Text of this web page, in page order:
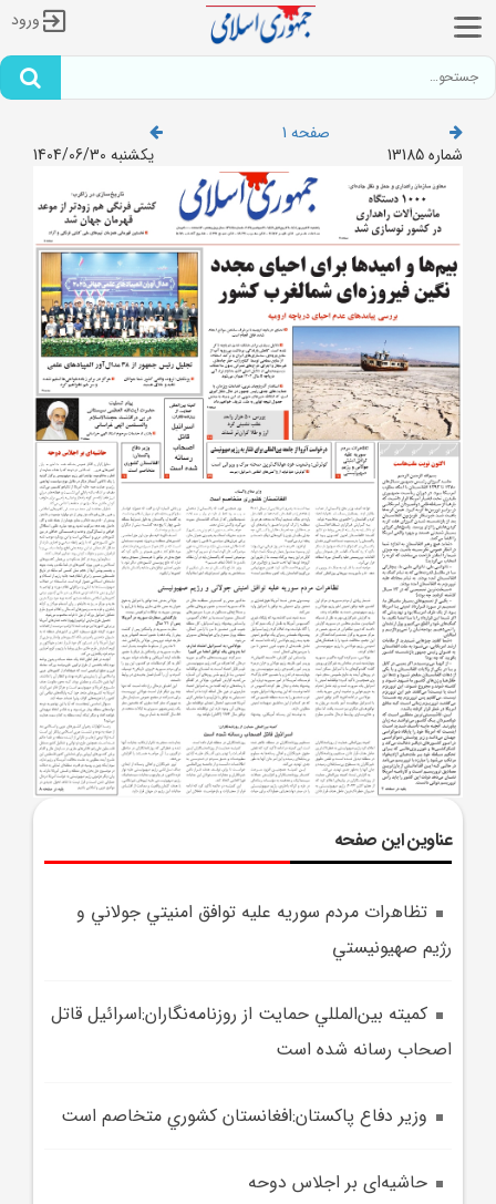
ورود
صفحه 1
شماره 13185
یکشنبه 1404/06/30
عناوین این صفحه
تظاهرات مردم سوريه عليه توافق امنيتي جولاني و
رژيم صهيونيستي
کميته بين‌المللي حمايت از روزنامه‌نگاران:اسرائيل قاتل
اصحاب رسانه شده است
وزير دفاع پاکستان:افغانستان کشوري متخاصم است
حاشیه‌ای بر اجلاس دوحه